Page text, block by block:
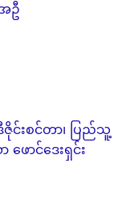
ဦ
င်းစင်တာ၊ ပြည်သူ့
ဖောင်ဒေးရှင်း